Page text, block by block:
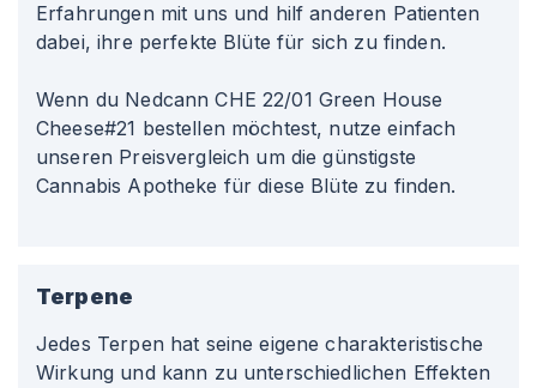
Erfahrungen mit uns und hilf anderen Patienten
dabei, ihre perfekte Blüte für sich zu finden.
Wenn du Nedcann CHE 22/01 Green House
Cheese#21 bestellen möchtest, nutze einfach
unseren Preisvergleich um die günstigste
Cannabis Apotheke für diese Blüte zu finden.
Terpene
Jedes Terpen hat seine eigene charakteristische
Wirkung und kann zu unterschiedlichen Effekten